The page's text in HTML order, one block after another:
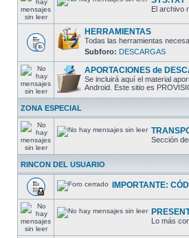
El archivo
HERRAMIENTAS
Todas las herramientas
Subforo: DESCARGAS
APORTACIONES de
Se incluirá aquí el material
Android. Este sitio es
ZONA ESPECIAL
Sección
RINCON DEL USUARIO
IMPORTANTE:
Lo más